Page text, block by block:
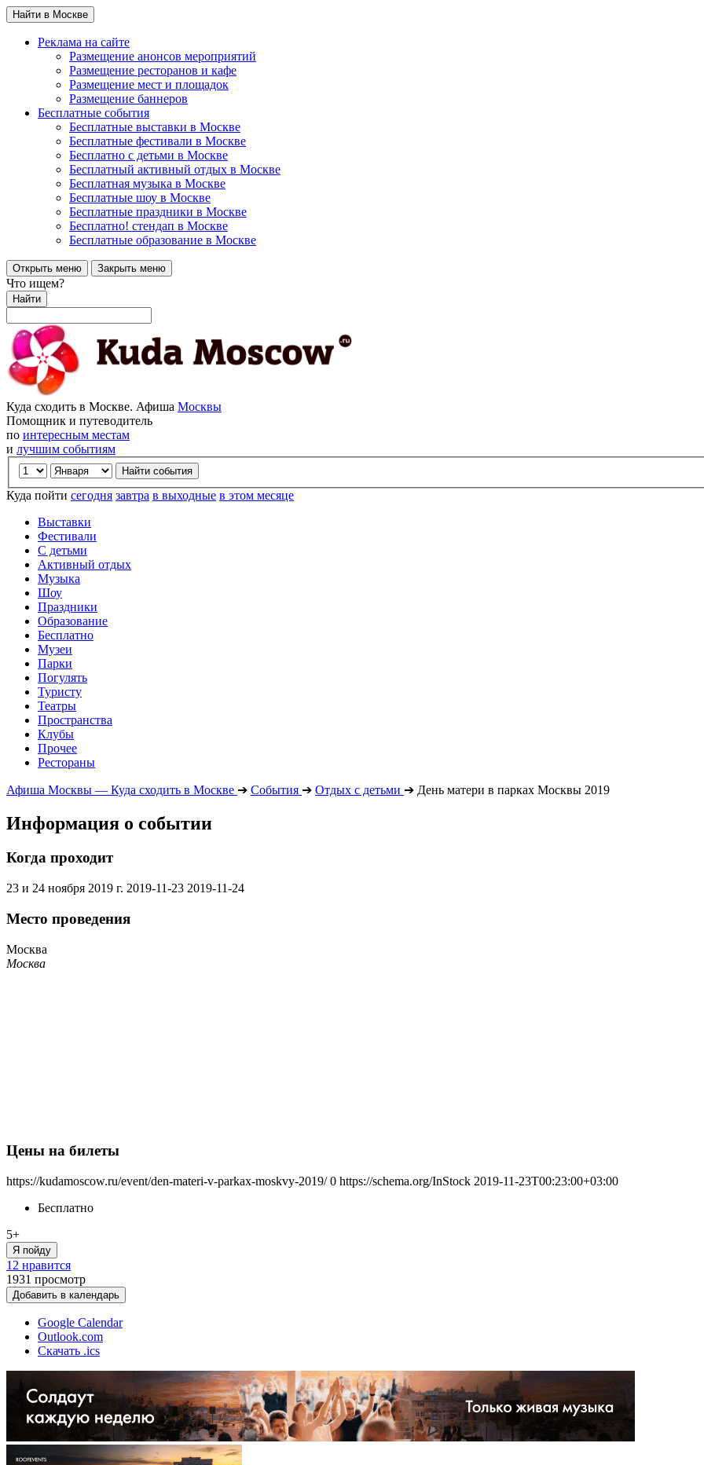
Найти в Москве
Реклама на сайте
Размещение анонсов мероприятий
Размещение ресторанов и кафе
Размещение мест и площадок
Размещение баннеров
Бесплатные события
Бесплатные выставки в Москве
Бесплатные фестивали в Москве
Бесплатно с детьми в Москве
Бесплатный активный отдых в Москве
Бесплатная музыка в Москве
Бесплатные шоу в Москве
Бесплатные праздники в Москве
Бесплатно! стендап в Москве
Бесплатные образование в Москве
Открыть меню Закрыть меню
Что ищем?
Найти
Куда сходить в Москве. Афиша Москвы
Помощник и путеводитель
по интересным местам
и лучшим событиям
Куда пойти сегодня завтра в выходные в этом месяце
Выставки
Фестивали
С детьми
Активный отдых
Музыка
Шоу
Праздники
Образование
Бесплатно
Музеи
Парки
Погулять
Туристу
Театры
Пространства
Клубы
Прочее
Рестораны
Афиша Москвы — Куда сходить в Москве ➔ События ➔ Отдых с детьми ➔ День матери в парках Москвы 2019
Информация о событии
Когда проходит
23 и 24 ноября 2019 г. 2019-11-23 2019-11-24
Место проведения
Москва
Москва
Цены на билеты
https://kudamoscow.ru/event/den-materi-v-parkax-moskvy-2019/ 0 https://schema.org/InStock 2019-11-23T00:23:00+03:00
Бесплатно
5+
Я пойду
12 нравится
1931 просмотр
Добавить в календарь
Google Calendar
Outlook.com
Скачать .ics